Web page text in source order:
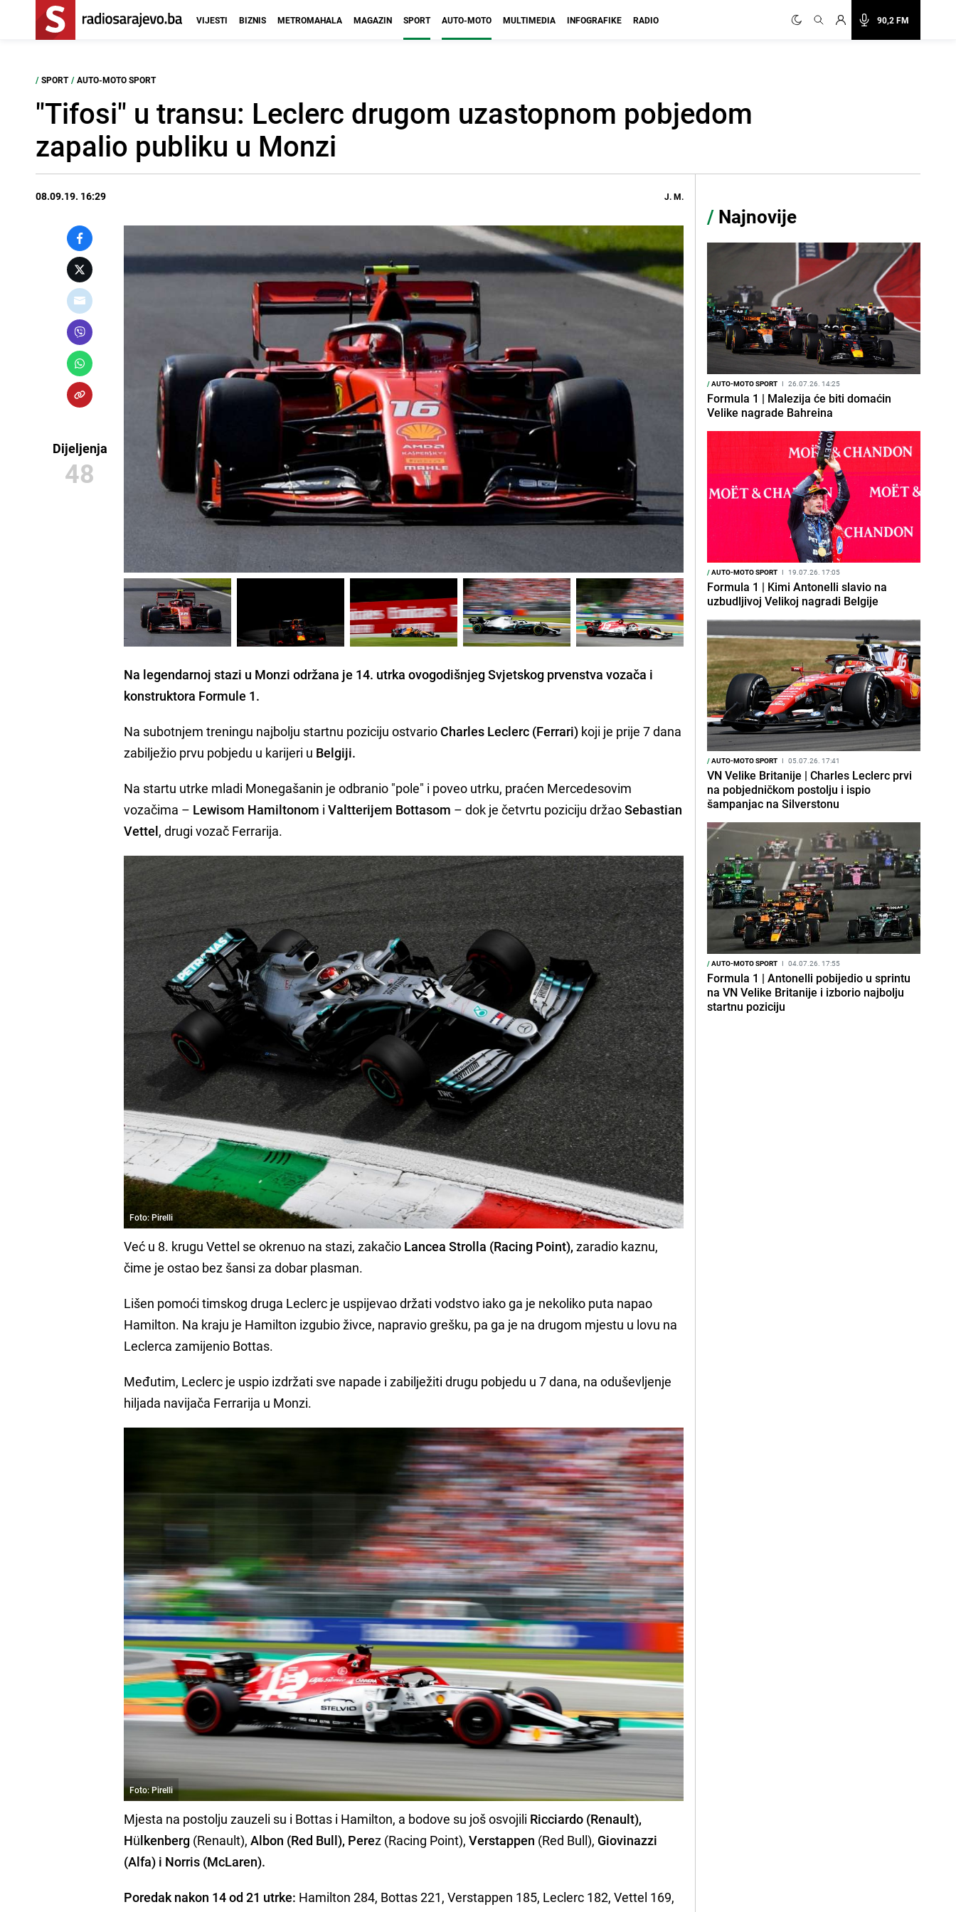
90,2 FM
VIJESTI BIZNIS METROMAHALA MAGAZIN SPORT AUTO-MOTO MULTIMEDIA INFOGRAFIKE RADIO
/ SPORT / AUTO-MOTO SPORT
"Tifosi" u transu: Leclerc drugom uzastopnom pobjedom
zapalio publiku u Monzi
08.09.19. 16:29 J. M.
Dijeljenja
48
Na legendarnoj stazi u Monzi održana je 14. utrka ovogodišnjeg Svjetskog prvenstva vozača i
konstruktora Formule 1.
Na subotnjem treningu najbolju startnu poziciju ostvarioCharles Leclerc (Ferrari) koji je prije 7 dana
zabilježio prvu pobjedu u karijeri u Belgiji.
Na startu utrke mladi Monegašanin je odbranio "pole" i poveo utrku, praćen Mercedesovim
vozačima – Lewisom Hamiltonom i Valtterijem Bottasom – dok je četvrtu poziciju držaoSebastian
Vettel, drugi vozač Ferrarija.
Foto: Pirelli
Već u 8. krugu Vettel se okrenuo na stazi, zakačio Lancea Strolla (Racing Point), zaradio kaznu,
čime je ostao bez šansi za dobar plasman.
Lišen pomoći timskog druga Leclerc je uspijevao držati vodstvo iako ga je nekoliko puta napao
Hamilton. Na kraju je Hamilton izgubio živce, napravio grešku, pa ga je na drugom mjestu u lovu na
Leclerca zamijenio Bottas.
Međutim, Leclerc je uspio izdržati sve napade i zabilježiti drugu pobjedu u 7 dana, na oduševljenje
hiljada navijača Ferrarija u Monzi.
Foto: Pirelli
Mjesta na postolju zauzeli su i Bottas i Hamilton, a bodove su još osvojili Ricciardo (Renault),
Hülkenberg (Renault),Albon (Red Bull), Perez (Racing Point),Verstappen (Red Bull), Giovinazzi
(Alfa) i Norris (McLaren).
Poredak nakon 14 od 21 utrke: Hamilton 284, Bottas 221, Verstappen 185, Leclerc 182, Vettel 169,
/ Najnovije
/AUTO-MOTO SPORT I 26.07.26. 14:25
Formula 1 | Malezija će biti domaćin
Velike nagrade Bahreina
/AUTO-MOTO SPORT I 19.07.26. 17:05
Formula 1 | Kimi Antonelli slavio na
uzbudljivoj Velikoj nagradi Belgije
/AUTO-MOTO SPORT I 05.07.26. 17:41
VN Velike Britanije | Charles Leclerc prvi
na pobjedničkom postolju i ispio
šampanjac na Silverstonu
/AUTO-MOTO SPORT I 04.07.26. 17:55
Formula 1 | Antonelli pobijedio u sprintu
na VN Velike Britanije i izborio najbolju
startnu poziciju